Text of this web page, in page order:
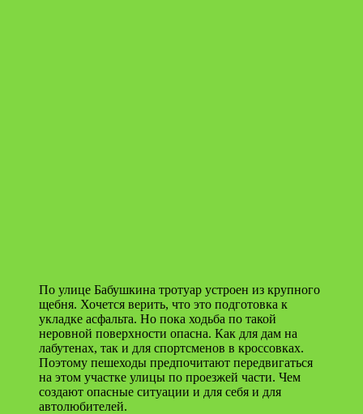
По улице Бабушкина тротуар устроен из крупного
щебня. Хочется верить, что это подготовка к
укладке асфальта. Но пока ходьба по такой
неровной поверхности опасна. Как для дам на
лабутенах, так и для спортсменов в кроссовках.
Поэтому пешеходы предпочитают передвигаться
на этом участке улицы по проезжей части. Чем
создают опасные ситуации и для себя и для
автолюбителей.